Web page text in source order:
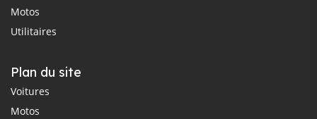
Motos
Utilitaires
Plan du site
Voitures
Motos